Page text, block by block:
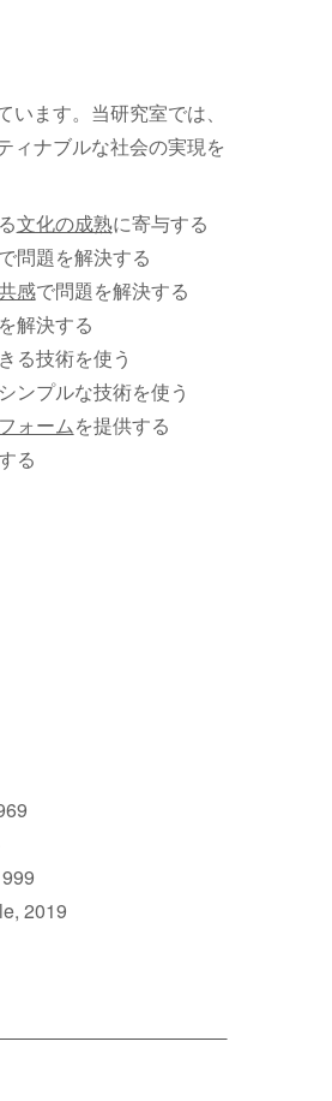
ます。当研究室では、
ィナブルな社会の実現を
文化の成熟に寄与する
問題を解決する
感で問題を解決する
解決する
る技術を使う
ンプルな技術を使う
ォームを提供する
る
2019